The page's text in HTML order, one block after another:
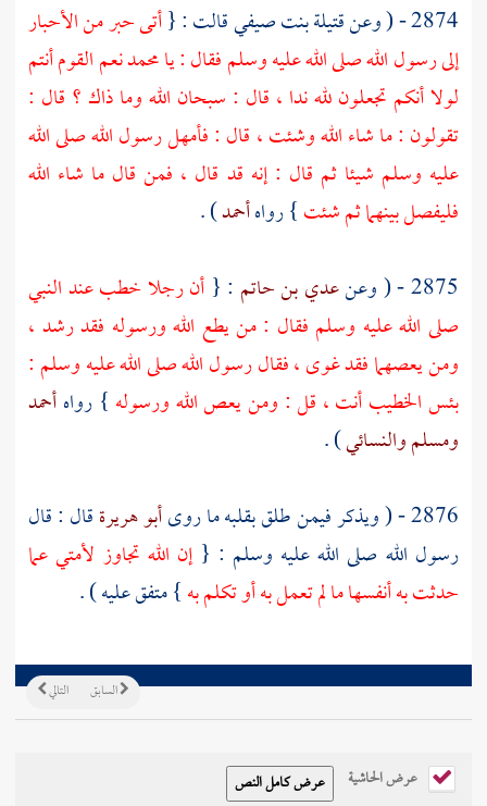
2874 - ( وعن
قتيلة بنت صيفيقالت : {أتى حبر من الأحبار
إلى رسول الله صلى الله عليه وسلم فقال : يامحمدنعم القوم أنتم
لولا أنكم تجعلون لله ندا ، قال : سبحان الله وما ذاك ؟ قال :
تقولون : ما شاء الله وشئت ، قال : فأمهل رسول الله صلى الله
عليه وسلم شيئا ثم قال : إنه قد قال ، فمن قال ما شاء الله
فليفصل بينهما ثم شئت} رواهأحمد) .
2875 - ( وعن
عدي بن حاتم : { أن رجلا خطب عند النبي
صلى الله عليه وسلم فقال : من يطع الله ورسوله فقد رشد ،
ومن يعصهما فقد غوى ، فقال رسول الله صلى الله عليه وسلم :
بئس الخطيب أنت ، قل : ومن يعص الله ورسوله } رواهأحمد
ومسلموالنسائي) .
2876 - ( ويذكر فيمن طلق بقلبه ما روى
أبو هريرةقال : قال
رسول الله صلى الله عليه وسلم : {إن الله تجاوز لأمتي عما
حدثت به أنفسها ما لم تعمل به أو تكلم به} متفق عليه ) .
التالي السابق
عرض الحاشية